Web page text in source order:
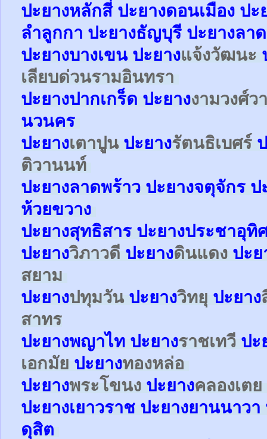
ปะยางหลักสี่ ปะยางดอนเมือง ปะ
ลำลูกกา ปะยางธัญบุรี ปะยางลา
ปะยางบางเขน ปะยางแจ้งวัฒนะ
เลียบด่วนรามอินทรา
ปะยางปากเกร็ด ปะยางงามวงศ์ว
นวนคร
ปะยางเตาปูน ปะยางรัตนธิเบศร์
ติวานนท์
ปะยางลาดพร้าว ปะยางจตุจักร ป
ห้วยขวาง
ปะยางสุทธิสาร ปะยางประชาอุทิ
ปะยางวิภาวดี ปะยางดินแดง ปะย
สยาม
ปะยางปทุมวัน ปะยางวิทยุ ปะยาง
สาทร
ปะยางพญาไท ปะยางราชเทวี ปะ
เอกมัย ปะยางทองหล่อ
ปะยางพระโขนง ปะยางคลองเตย
ปะยางเยาวราช ปะยางยานนาวา
ดุสิต